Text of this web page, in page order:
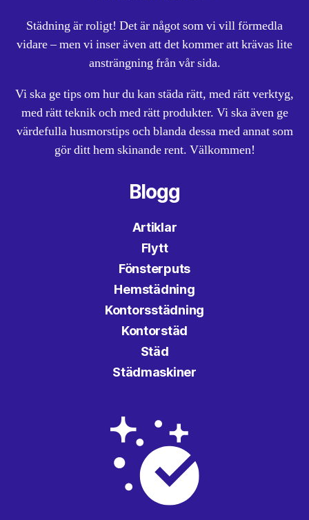
Städning är roligt! Det är något som vi vill förmedla
vidare – men vi inser även att det kommer att krävas lite
ansträngning från vår sida.
Vi ska ge tips om hur du kan städa rätt, med rätt verktyg,
med rätt teknik och med rätt produkter. Vi ska även ge
värdefulla husmorstips och blanda dessa med annat som
gör ditt hem skinande rent. Välkommen!
Blogg
Artiklar
Flytt
Fönsterputs
Hemstädning
Kontorsstädning
Kontorstäd
Städ
Städmaskiner